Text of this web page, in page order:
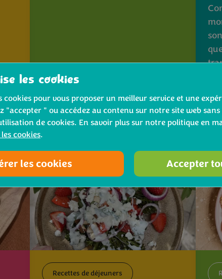
Voir la recette
Recettes de déjeuners
les cookies
cookies pour vous proposer un meilleur service et une
"accepter " ou accédez au contenu sur notre site web
de cookies. En savoir plus sur notre politique en
cookies.
les cookies Accepter